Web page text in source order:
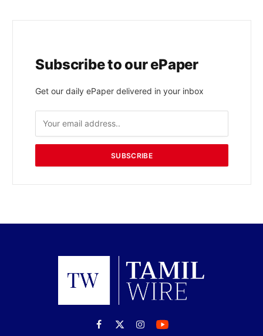
Subscribe to our ePaper
Get our daily ePaper delivered in your inbox
SUBSCRIBE
Facebook
X
Instagram